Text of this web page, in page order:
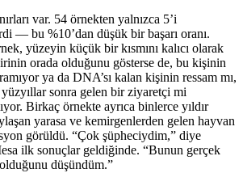
var. 54 örnekten yalnızca 5’i
— bu %10’dan düşük bir başarı oranı.
yüzeyin küçük bir kısmını kalıcı olarak
orada olduğunu gösterse de, bu kişinin
ya da DNA’sı kalan kişinin ressam mı,
yüzyıllar sonra gelen bir ziyaretçi mi
Birkaç örnekte ayrıca binlerce yıldır
yarasa ve kemirgenlerden gelen hayvan
görüldü. “Çok şüpheciydim,” diye
ilk sonuçlar geldiğinde. “Bunun gerçek
düşündüm.”